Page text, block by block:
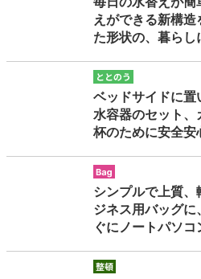
えができる新構造
た形状の、暮らし
ベッドサイドに置
水容器のセット
杯のために安全安
シンプルで上質
ジネス用バッグ
ぐにノートパソコ